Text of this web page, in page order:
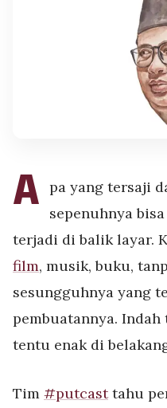
A pa yang tersaji
sepenuhnya
terjadi di balik layar.
film, musik, buku,
sesungguhnya yang
pembuatannya.
tentu enak di
Tim #putcasttahu